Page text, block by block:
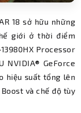
18 sở hữu những
giới ở thời điểm
Processor
NVIDIA® GeForce
hiệu suất tổng lên
và chế độ tùy